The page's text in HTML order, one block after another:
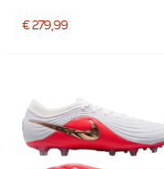
Wit Zwart
€ 279,99